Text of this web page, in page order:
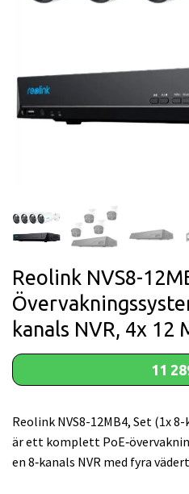
Reolink NVS8-
kanals NVR, 4x 12
11
Reolink NVS8-12MB4, Set (1x
är ett komplett
en 8‑kanals NVR med fyra